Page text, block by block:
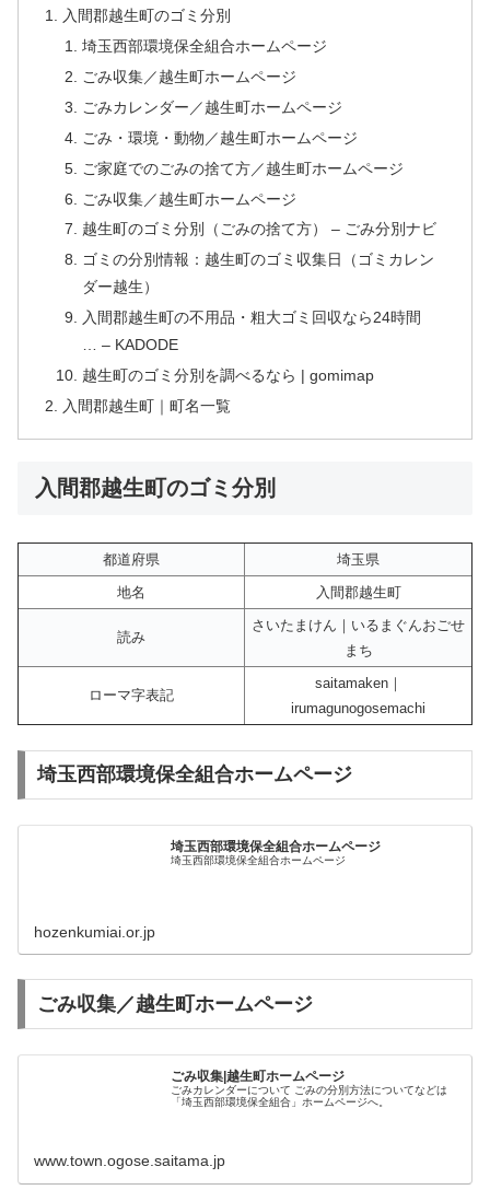
入間郡越生町のゴミ分別
埼玉西部環境保全組合ホームページ
ごみ収集／越生町ホームページ
ごみカレンダー／越生町ホームページ
ごみ・環境・動物／越生町ホームページ
ご家庭でのごみの捨て方／越生町ホームページ
ごみ収集／越生町ホームページ
越生町のゴミ分別（ごみの捨て方） – ごみ分別ナビ
ゴミの分別情報：越生町のゴミ収集日（ゴミカレン
ダー越生）
入間郡越生町の不用品・粗大ゴミ回収なら24時間
… – KADODE
越生町のゴミ分別を調べるなら | gomimap
入間郡越生町｜町名一覧
入間郡越生町のゴミ分別
都道府県
埼玉県
地名
入間郡越生町
読み
さいたまけん｜いるまぐんおごせ
まち
ローマ字表記
saitamaken｜
irumagunogosemachi
埼玉西部環境保全組合ホームページ
埼玉西部環境保全組合ホームページ
埼玉西部環境保全組合ホームページ
hozenkumiai.or.jp
ごみ収集／越生町ホームページ
ごみ収集|越生町ホームページ
ごみカレンダーについて ごみの分別方法についてなどは
「埼玉西部環境保全組合」ホームページへ。
www.town.ogose.saitama.jp